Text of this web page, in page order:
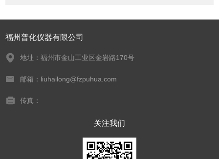
福州普化仪器有限公司
地址：福州市金山工业区金岩路170号
邮箱：liuhailong@fzpuhua.com
传真：
关注我们